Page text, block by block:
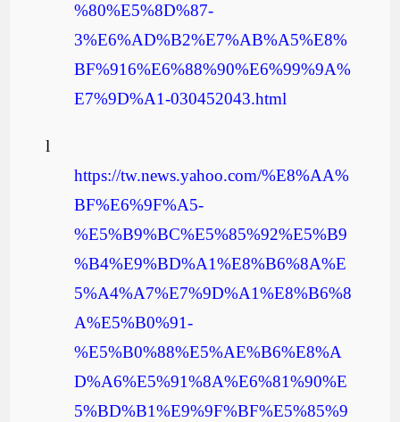
%80%E5%8D%87-
3%E6%AD%B2%E7%AB%A5%E8%
BF%916%E6%88%90%E6%99%9A%
E7%9D%A1-030452043.html
l
https://tw.news.yahoo.com/%E8%AA%
BF%E6%9F%A5-
%E5%B9%BC%E5%85%92%E5%B9
%B4%E9%BD%A1%E8%B6%8A%E
5%A4%A7%E7%9D%A1%E8%B6%8
A%E5%B0%91-
%E5%B0%88%E5%AE%B6%E8%A
D%A6%E5%91%8A%E6%81%90%E
5%BD%B1%E9%9F%BF%E5%85%9